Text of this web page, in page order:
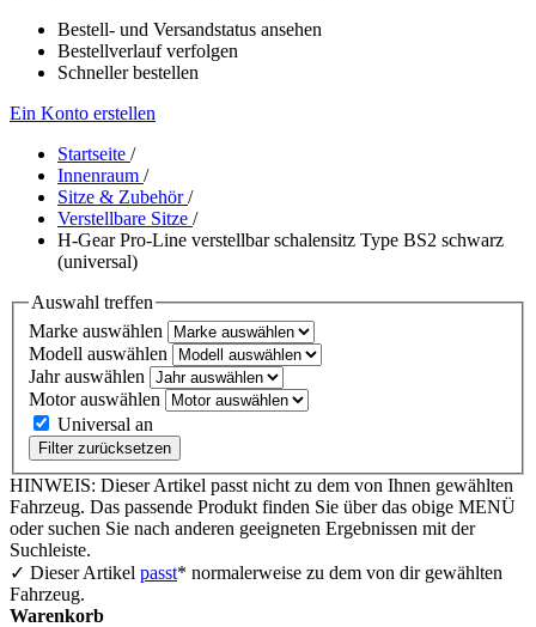
Bestell- und Versandstatus ansehen
Bestellverlauf verfolgen
Schneller bestellen
Ein Konto erstellen
Startseite /
Innenraum /
Sitze & Zubehör/
Verstellbare Sitze /
H-Gear Pro-Line verstellbar schalensitz Type BS2 schwarz
(universal)
Auswahl treffen
Marke auswählen
Modell auswählen
Jahr auswählen
Motor auswählen
Universal an
Filter zurücksetzen
HINWEIS: Dieser Artikel passt nicht zu dem von Ihnen gewählten
Fahrzeug. Das passende Produkt finden Sie über das obige MENÜ
oder suchen Sie nach anderen geeigneten Ergebnissen mit der
Suchleiste.
✓ Dieser Artikel passt* normalerweise zu dem von dir gewählten
Fahrzeug.
Warenkorb